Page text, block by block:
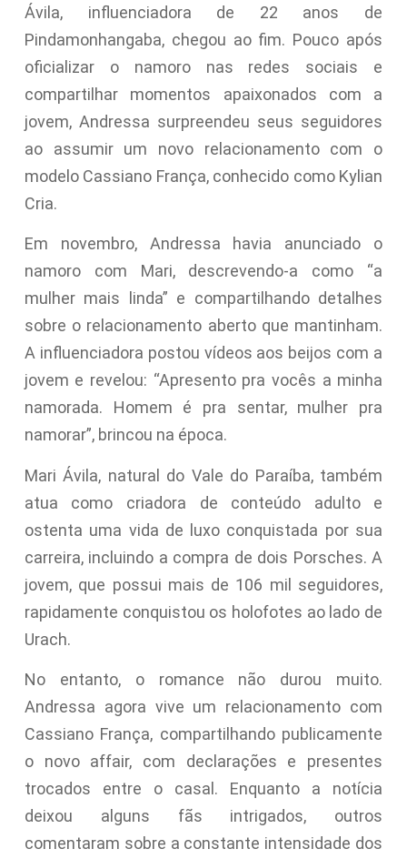
Ávila, influenciadora de 22 anos de
Pindamonhangaba, chegou ao fim. Pouco após
oficializar o namoro nas redes sociais e
compartilhar momentos apaixonados com a
jovem, Andressa surpreendeu seus seguidores
ao assumir um novo relacionamento com o
modelo Cassiano França, conhecido como Kylian
Cria.
Em novembro, Andressa havia anunciado o
namoro com Mari, descrevendo-a como “a
mulher mais linda” e compartilhando detalhes
sobre o relacionamento aberto que mantinham.
A influenciadora postou vídeos aos beijos com a
jovem e revelou: “Apresento pra vocês a minha
namorada. Homem é pra sentar, mulher pra
namorar”, brincou na época.
Mari Ávila, natural do Vale do Paraíba, também
atua como criadora de conteúdo adulto e
ostenta uma vida de luxo conquistada por sua
carreira, incluindo a compra de dois Porsches. A
jovem, que possui mais de 106 mil seguidores,
rapidamente conquistou os holofotes ao lado de
Urach.
No entanto, o romance não durou muito.
Andressa agora vive um relacionamento com
Cassiano França, compartilhando publicamente
o novo affair, com declarações e presentes
trocados entre o casal. Enquanto a notícia
deixou alguns fãs intrigados, outros
comentaram sobre a constante intensidade dos